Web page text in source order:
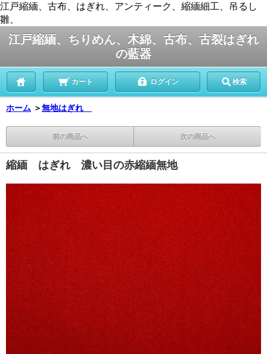
江戸縮緬、古布、はぎれ、アンティーク、縮緬細工、吊るし
雛、
江戸縮緬、ちりめん、木綿、古布、古裂はぎれ
の藍器
カート ログイン 検索
ホーム ＞無地はぎれ
前の商品へ 次の商品へ
縮緬 はぎれ 濃い目の赤縮緬無地